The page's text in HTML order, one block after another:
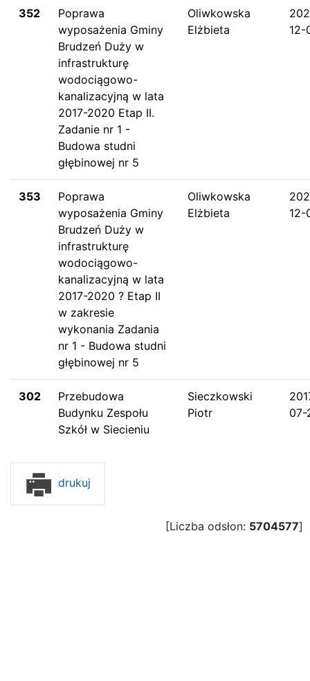
352
Poprawa
wyposażenia Gminy
Brudzeń Duży w
infrastrukturę
wodociągowo-
kanalizacyjną w lata
2017-2020 Etap II.
Zadanie nr 1 -
Budowa studni
głębinowej nr 5
Oliwkowska
Elżbieta
12-
353
Poprawa
wyposażenia Gminy
Brudzeń Duży w
infrastrukturę
wodociągowo-
kanalizacyjną w lata
2017-2020 ? Etap II
w zakresie
wykonania Zadania
nr 1 - Budowa studni
głębinowej nr 5
Oliwkowska
Elżbieta
12-
302
Przebudowa
Budynku Zespołu
Szkół w Siecieniu
Sieczkowski
Piotr
07-
drukuj
[Liczba odsłon: 5704577]